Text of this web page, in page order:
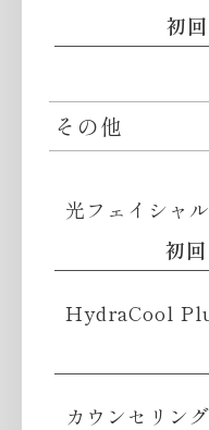
初
その他
光フェイシャ
初
HydraCool
カウンセリン